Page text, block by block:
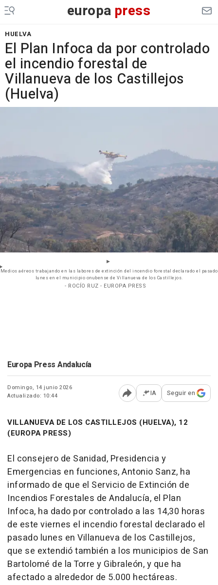
europa press
HUELVA
El Plan Infoca da por controlado
el incendio forestal de
Villanueva de los Castillejos
(Huelva)
Medios aéreos trabajando en las labores de extinción del incendio forestal declarado el pasado
lunes en el municipio onubense de Villanueva de los Castillejos.
- ROCÍO RUZ - EUROPA PRESS
Europa Press Andalucía
Domingo, 14 junio 2026
Actualizado: 10:44
Abrir opciones para
IA Seguir en
VILLANUEVA DE LOS CASTILLEJOS (HUELVA), 12
(EUROPA PRESS)
El consejero de Sanidad, Presidencia y
Emergencias en funciones, Antonio Sanz, ha
informado de que el Servicio de Extinción de
Incendios Forestales de Andalucía, el Plan
Infoca, ha dado por controlado a las 14,30 horas
de este viernes el incendio forestal declarado el
pasado lunes en Villanueva de los Castillejos,
que se extendió también a los municipios de San
Bartolomé de la Torre y Gibraleón, y que ha
afectado a alrededor de 5.000 hectáreas.